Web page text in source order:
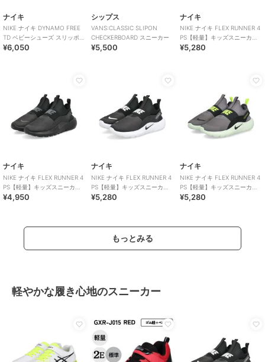
ナイキ
NIKE ナイキ DYNAMO FREE
TD ベビーシューズ スリッポン
(ダイナモフリーTD)
¥6,050
シップス
VANS:CLASSIC SLIPON
CHECKERBOARD スニーカー
¥5,500
ナイキ
NIKE ナイキ FLEX RUNNER 4
PS【軽量】キッズスニーカー
スリッポン 子供靴
¥5,280
ナイキ
NIKE ナイキ FLEX RUNNER 4
PS【軽量】キッズスニーカー
スリッポン 子供靴
¥4,950
ナイキ
NIKE ナイキ FLEX RUNNER 4
PS【軽量】キッズスニーカー
スリッポン 子供靴
¥5,280
ナイキ
NIKE ナイキ FLEX RUNNER 4
PS【軽量】キッズスニーカー
スリッポン 子供靴
¥5,280
もっとみる
軽やかな履き心地のスニーカー